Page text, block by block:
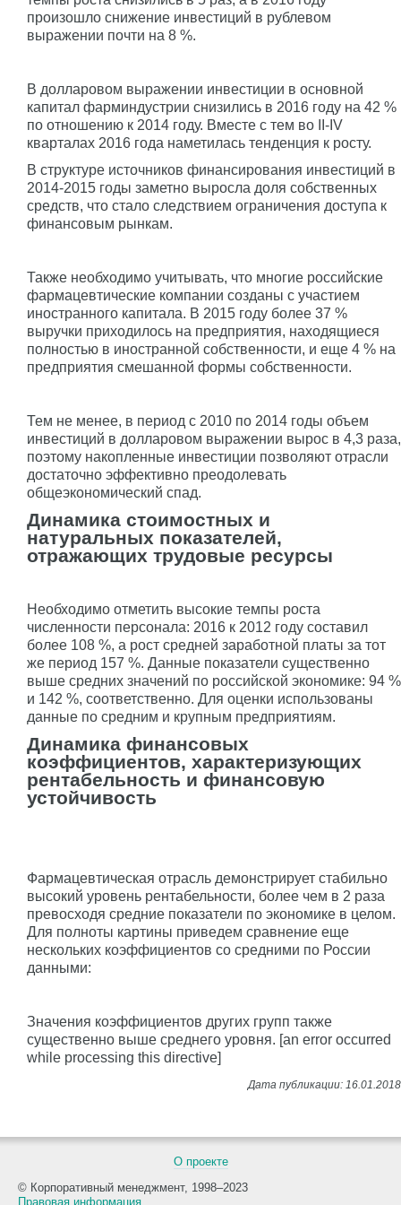
произошло снижение инвестиций в рублевом
выражении почти на 8 %.
В долларовом выражении инвестиции в основной
капитал фарминдустрии снизились в 2016 году на 42 %
по отношению к 2014 году. Вместе с тем во II-IV
кварталах 2016 года наметилась тенденция к росту.
В структуре источников финансирования инвестиций в
2014-2015 годы заметно выросла доля собственных
средств, что стало следствием ограничения доступа к
финансовым рынкам.
Также необходимо учитывать, что многие российские
фармацевтические компании созданы с участием
иностранного капитала. В 2015 году более 37 %
выручки приходилось на предприятия, находящиеся
полностью в иностранной собственности, и еще 4 % на
предприятия смешанной формы собственности.
Тем не менее, в период с 2010 по 2014 годы объем
инвестиций в долларовом выражении вырос в 4,3 раза,
поэтому накопленные инвестиции позволяют отрасли
достаточно эффективно преодолевать
общеэкономический спад.
Динамика стоимостных и
натуральных показателей,
отражающих трудовые ресурсы
Необходимо отметить высокие темпы роста
численности персонала: 2016 к 2012 году составил
более 108 %, а рост средней заработной платы за тот
же период 157 %. Данные показатели существенно
выше средних значений по российской экономике: 94 %
и 142 %, соответственно. Для оценки использованы
данные по средним и крупным предприятиям.
Динамика финансовых
коэффициентов, характеризующих
рентабельность и финансовую
устойчивость
Фармацевтическая отрасль демонстрирует стабильно
высокий уровень рентабельности, более чем в 2 раза
превосходя средние показатели по экономике в целом.
Для полноты картины приведем сравнение еще
нескольких коэффициентов со средними по России
данными:
Значения коэффициентов других групп также
существенно выше среднего уровня. [an error occurred
while processing this directive]
О проекте
© Корпоративный менеджмент, 1998–2023
Правовая информация